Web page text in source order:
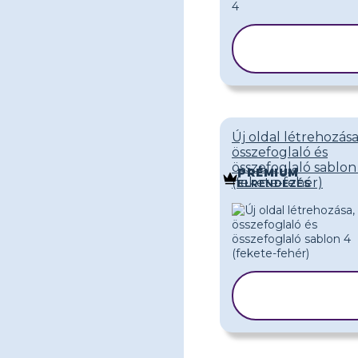
Új oldal
összefoglaló és
összefoglaló
(fekete-fehér)
PRÉMIUM
ELRENDEZÉS